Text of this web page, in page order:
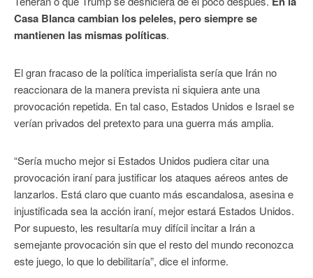
Casa Blanca cambian los peleles, pero siempre se
mantienen las mismas políticas.
El gran fracaso de la política imperialista sería que Irán no
reaccionara de la manera prevista ni siquiera ante una
provocación repetida. En tal caso, Estados Unidos e Israel se
verían privados del pretexto para una guerra más amplia.
“Sería mucho mejor si Estados Unidos pudiera citar una
provocación iraní para justificar los ataques aéreos antes de
lanzarlos. Está claro que cuanto más escandalosa, asesina e
injustificada sea la acción iraní, mejor estará Estados Unidos.
Por supuesto, les resultaría muy difícil incitar a Irán a
semejante provocación sin que el resto del mundo reconozca
este juego, lo que lo debilitaría”, dice el informe.